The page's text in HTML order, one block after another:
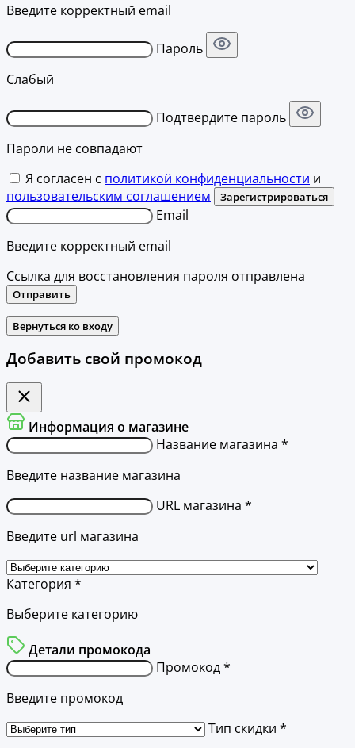
Введите корректный email
Пароль
Слабый
Подтвердите пароль
Пароли не совпадают
Я согласен с политикой конфиденциальности и
пользовательским соглашением
Зарегистрироваться
Email
Введите корректный email
Ссылка для восстановления пароля отправлена
Отправить
Вернуться ко входу
Добавить свой промокод
Информация о магазине
Название магазина *
Введите название магазина
URL магазина *
Введите url магазина
Категория *
Выберите категорию
Детали промокода
Промокод *
Введите промокод
Тип скидки *